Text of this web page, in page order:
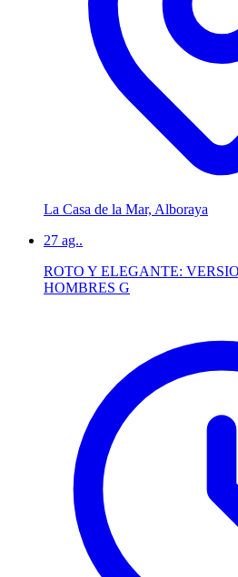
La Casa de la Mar, Alboraya
27 ag..
ROTO Y ELEGANTE:
HOMBRES G